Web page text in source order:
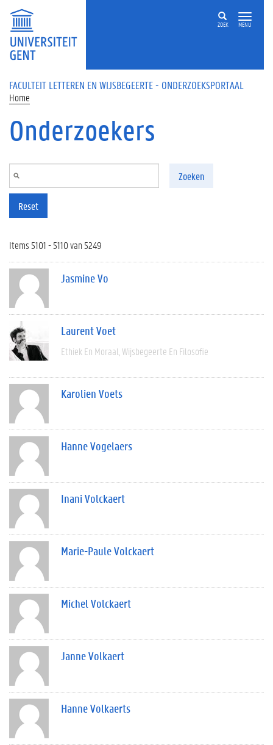
Overslaan en naar de inhoud gaan
ZOEK MENU
FACULTEIT LETTEREN EN WIJSBEGEERTE - ONDERZOEKSPORTAAL
Home
Onderzoekers
Zoeken
Reset
Items 5101 - 5110 van 5249
Jasmine Vo
Laurent Voet
Ethiek En Moraal Wijsbegeerte En Filosofie
Karolien Voets
Hanne Vogelaers
Inani Volckaert
Marie-Paule Volckaert
Michel Volckaert
Janne Volkaert
Hanne Volkaerts